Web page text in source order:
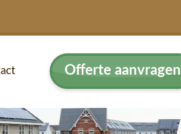
Offerte aanvragen